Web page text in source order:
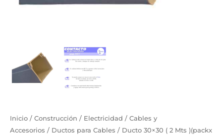
Inicio / Construcción / Electricidad / Cables y
Accesorios / Ductos para Cables / Ducto 30×30 ( 2 Mts )(packx